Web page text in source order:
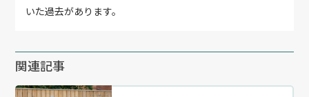
いた過去があります。
関連記事